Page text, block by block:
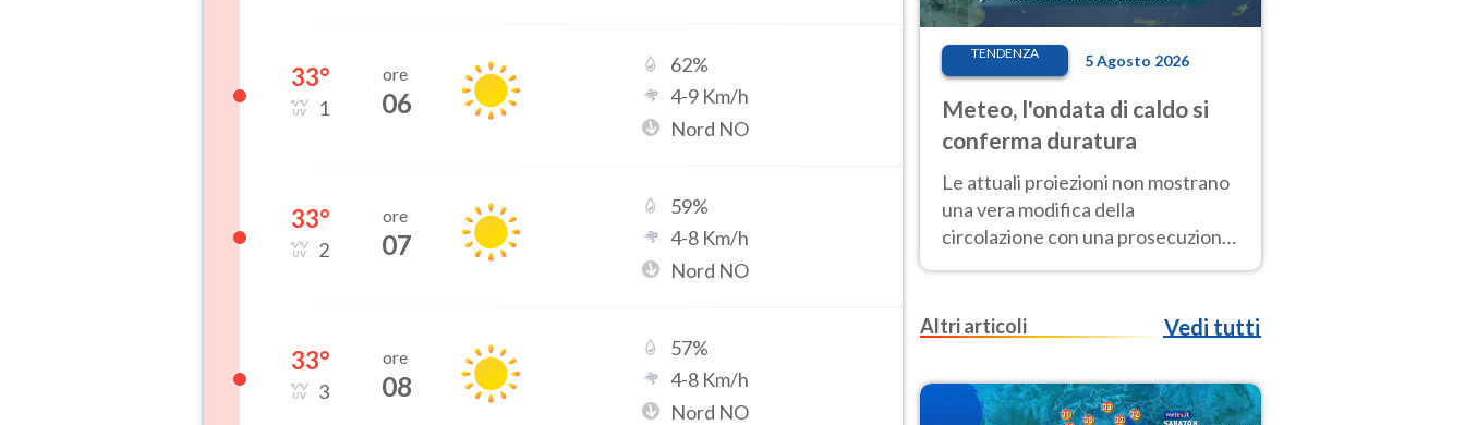
33°
1
ore
06
62%
4-9 Km/h
Nord NO
33°
2
ore
07
59%
4-8 Km/h
Nord NO
33°
3
ore
08
57%
4-8 Km/h
Nord NO
TENDENZA 5 Agosto 2026
Meteo, l'ondata di caldo si
conferma duratura
Le attuali proiezioni non mostrano
una vera modifica della
circolazione con una prosecuzione
del caldo fuori scala per molti
Ferragosto
Altri articoli Vedi tutti